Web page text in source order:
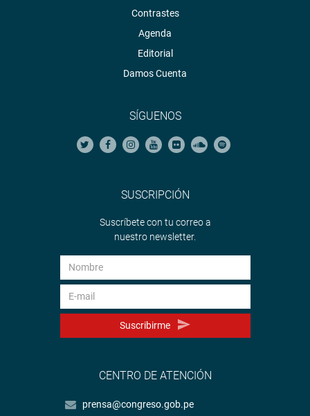
Contrastes
Agenda
Editorial
Damos Cuenta
SÍGUENOS
SUSCRIPCIÓN
Suscríbete con tu correo a
nuestro newsletter.
Suscribirme
CENTRO DE ATENCIÓN
prensa@congreso.gob.pe